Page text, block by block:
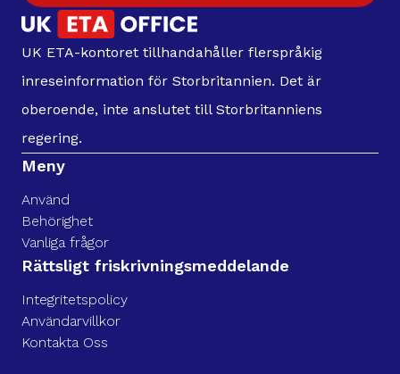
UK ETA-kontoret tillhandahåller flerspråkig
inreseinformation för Storbritannien. Det är
oberoende, inte anslutet till Storbritanniens
regering.
Meny
Använd
Behörighet
Vanliga frågor
Rättsligt friskrivningsmeddelande
Integritetspolicy
Användarvillkor
Kontakta Oss